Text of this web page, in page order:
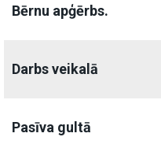
Bērnu apģērbs.
Darbs veikalā
Pasīva gultā